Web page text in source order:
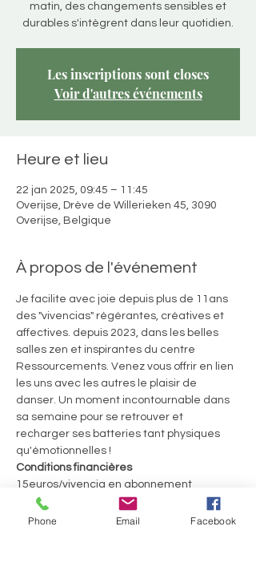
matin, des changements sensibles et
durables s'intègrent dans leur quotidien.
Les inscriptions sont closes
Voir d'autres événements
Heure et lieu
22 jan 2025, 09:45 – 11:45
Overijse, Drève de Willerieken 45, 3090
Overijse, Belgique
À propos de l'événement
Je facilite avec joie depuis plus de 11ans
des "vivencias" régérantes, créatives et
affectives. depuis 2023, dans les belles
salles zen et inspirantes du centre
Ressourcements. Venez vous offrir en lien
les uns avec les autres le plaisir de
danser. Un moment incontournable dans
sa semaine pour se retrouver et
recharger ses batteries tant physiques
qu'émotionnelles !
Conditions financières
15euros/vivencia en abonnement
trimestriel ou 20€ la séance
60euros le Welcome Pack pour 4 séances
Phone Email Facebook